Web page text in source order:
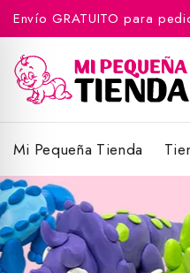
Envío GRATUITO para
Mi Pequeña Tienda